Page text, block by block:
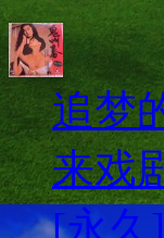
追梦
来戏
[永久